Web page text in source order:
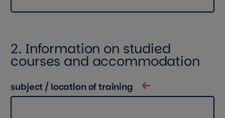
2. Information on studied
courses and accommodation
subject / location of training